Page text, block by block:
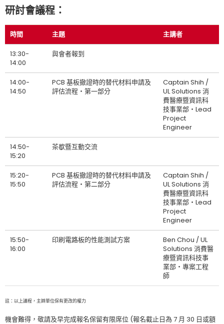
研討會議程：
時間 主題 主講者
13:30-
14:00
與會者報到
14:00-
14:50
PCB 基板撤證時的替代材料申請及
評估流程‧第一部分
Captain Shih /
UL Solutions 消
費醫療暨資訊科
技事業部‧Lead
Project
Engineer
14:50-
15:20
茶歇暨互動交流
15:20-
15:50
PCB 基板撤證時的替代材料申請及
評估流程‧第二部分
Captain Shih /
UL Solutions 消
費醫療暨資訊科
技事業部‧Lead
Project
Engineer
15:50-
16:00
印刷電路板的性能測試方案
Ben Chou / UL
Solutions 消費醫
療暨資訊科技事
業部‧專案工程
師
註：以上議程，主辧單位保有更改的權力
機會難得，敬請及早完成報名保留有限席位 (報名截止日為 7 月 30 日或額